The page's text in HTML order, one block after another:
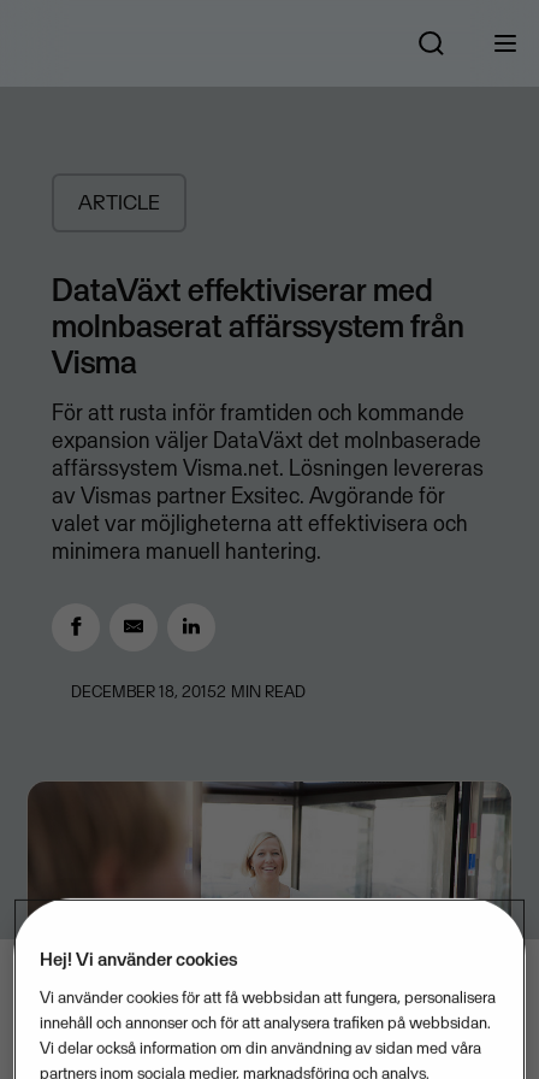
ARTICLE
DataVäxt effektiviserar med
molnbaserat affärssystem från
Visma
​För att rusta inför framtiden och kommande
expansion väljer DataVäxt det molnbaserade
affärssystem Visma.net. Lösningen levereras
av Vismas partner Exsitec. Avgörande för
valet var möjligheterna att effektivisera och
minimera manuell hantering.
DECEMBER 18, 20152 MIN READ
Hej! Vi använder cookies
Vi använder cookies för att få webbsidan att fungera, personalisera
innehåll och annonser och för att analysera trafiken på webbsidan.
Vi delar också information om din användning av sidan med våra
partners inom sociala medier, marknadsföring och analys.